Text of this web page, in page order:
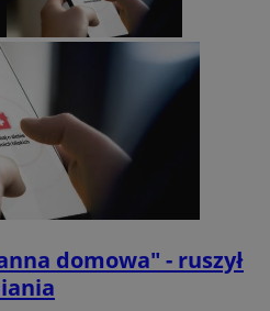
domowa" - ruszył